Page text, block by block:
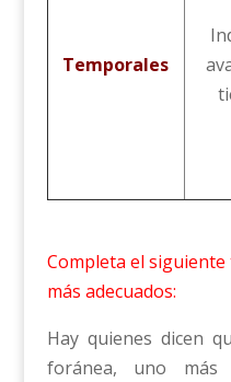
Temporales
Completa el
más adecuados:
Hay quienes dicen
foránea, uno